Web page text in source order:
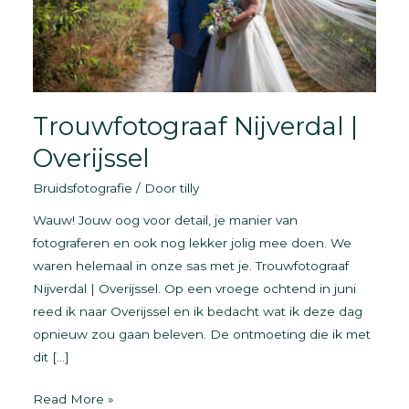
Trouwfotograaf Nijverdal |
Overijssel
Bruidsfotografie / Doortilly
Wauw! Jouw oog voor detail, je manier van
fotograferen en ook nog lekker jolig mee doen. We
waren helemaal in onze sas met je. Trouwfotograaf
Nijverdal | Overijssel. Op een vroege ochtend in juni
reed ik naar Overijssel en ik bedacht wat ik deze dag
opnieuw zou gaan beleven. De ontmoeting die ik met
dit […]
Trouwfotograaf
Read More »